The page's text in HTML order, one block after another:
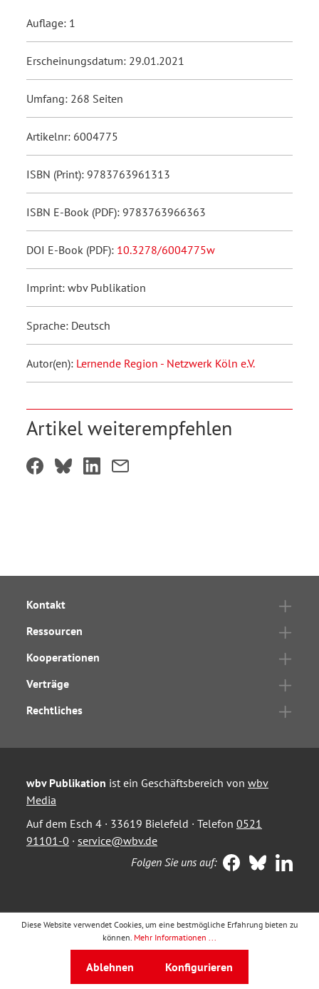
Auflage: 1
Erscheinungsdatum: 29.01.2021
Umfang: 268 Seiten
Artikelnr: 6004775
ISBN (Print): 9783763961313
ISBN E-Book (PDF): 9783763966363
DOI E-Book (PDF): 10.3278/6004775w
Imprint: wbv Publikation
Sprache: Deutsch
Autor(en): Lernende Region - Netzwerk Köln e.V.
Artikel weiterempfehlen
Kontakt
Ressourcen
Kooperationen
Verträge
Rechtliches
wbv Publikation ist ein Geschäftsbereich von wbv
Media
Auf dem Esch 4 · 33619 Bielefeld · Telefon 0521
91101-0 · service@wbv.de
Folgen Sie uns auf:
Diese Website verwendet Cookies, um eine bestmögliche Erfahrung bieten zu
können. Mehr Informationen ...
Ablehnen Konfigurieren